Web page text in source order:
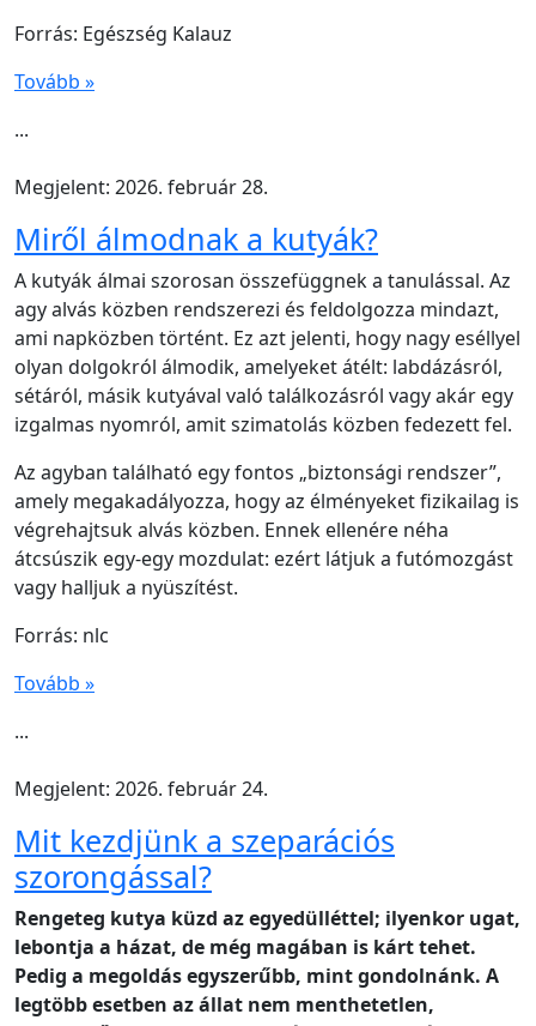
Forrás: Egészség Kalauz
Tovább »
...
Megjelent: 2026. február 28.
Miről álmodnak a kutyák?
A kutyák álmai szorosan összefüggnek a tanulással. Az
agy alvás közben rendszerezi és feldolgozza mindazt,
ami napközben történt. Ez azt jelenti, hogy nagy eséllyel
olyan dolgokról álmodik, amelyeket átélt: labdázásról,
sétáról, másik kutyával való találkozásról vagy akár egy
izgalmas nyomról, amit szimatolás közben fedezett fel.
Az agyban található egy fontos „biztonsági rendszer”,
amely megakadályozza, hogy az élményeket fizikailag is
végrehajtsuk alvás közben. Ennek ellenére néha
átcsúszik egy-egy mozdulat: ezért látjuk a futómozgást
vagy halljuk a nyüszítést.
Forrás: nlc
Tovább »
...
Megjelent: 2026. február 24.
Mit kezdjünk a szeparációs
szorongással?
Rengeteg kutya küzd az egyedülléttel; ilyenkor ugat,
lebontja a házat, de még magában is kárt tehet.
Pedig a megoldás egyszerűbb, mint gondolnánk. A
legtöbb esetben az állat nem menthetetlen,